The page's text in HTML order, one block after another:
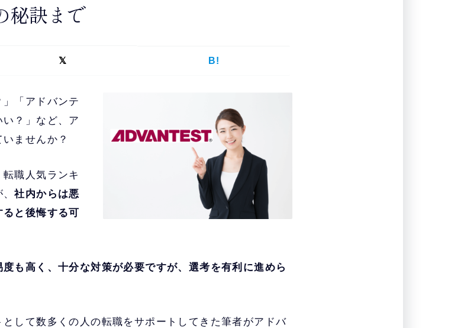
秘訣まで
B!
」「アドバンテ
？」など、ア
ませんか？
職人気ランキ
、社内からは悪
と後悔する可
度も高く、十分な対策が必要ですが、選考を有利に進めら
して数多くの人の転職をサポートしてきた筆者がアドバ